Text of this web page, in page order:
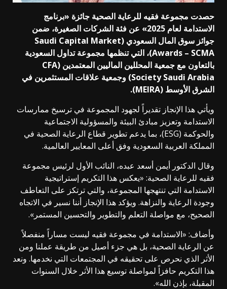
حصدت مجموعة فقيه للرعاية الصحية جائزة «برنامج
الاستدامة لعام 2025» عن فئة الشركات الصغيرة، ضمن
جوائز سوق المال السعودي (Saudi Capital Market
Awards – SCMA)، التي تنظمها مجموعة تداول السعودية
بالتعاون مع جمعية المحللين الماليين المعتمدين (CFA
Society Saudi Arabia) وجمعية علاقات المستثمرين في
الشرق الأوسط (MEIRA).
ويأتي هذا الإنجاز تقديراً لجهود المجموعة في ترسيخ ممارسات
الاستدامة وتعزيز مبادئ البيئة والمسؤولية الاجتماعية
والحوكمة (ESG)، بما يدعم تطوير قطاع الرعاية الصحية في
المملكة العربية السعودية وفق أعلى المعايير العالمية.
وقال الدكتور أيمن أسعد عبده، النائب الأول لرئيس مجموعة
فقيه للرعاية الصحية: «يعكس هذا التكريم إستراتيجية
الاستدامة التي تنتهجها المجموعة، والتي ترتكز على التعاطف
وجودة الرعاية والنزاهة. ويؤكد هذا الإنجاز أننا نسير في الاتجاه
الصحيح، مع مواصلة التعلم والتطوير والتحسين المستمر».
وأضاف: «الاستدامة في مجموعة فقيه ليست مساراً منفصلاً
عن الرعاية الصحية، بل هي جزء أصيل من طريقة عملنا ومن
الأثر الذي نحرص على تحقيقه في المجتمعات التي نخدمها. ونعد
هذا التكريم حافزاً لمواصلة توسيع هذا الأثر خلال السنوات
المقبلة، بإذن الله».